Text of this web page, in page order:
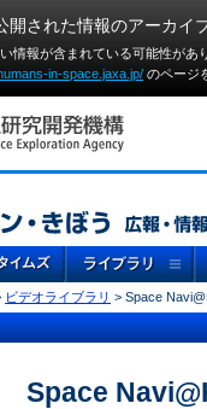
開された情報のアーカイ
情報が含まれている可能性が
in-space.jaxa.jp/ のページ
ビデオライブラリ > Space
Space